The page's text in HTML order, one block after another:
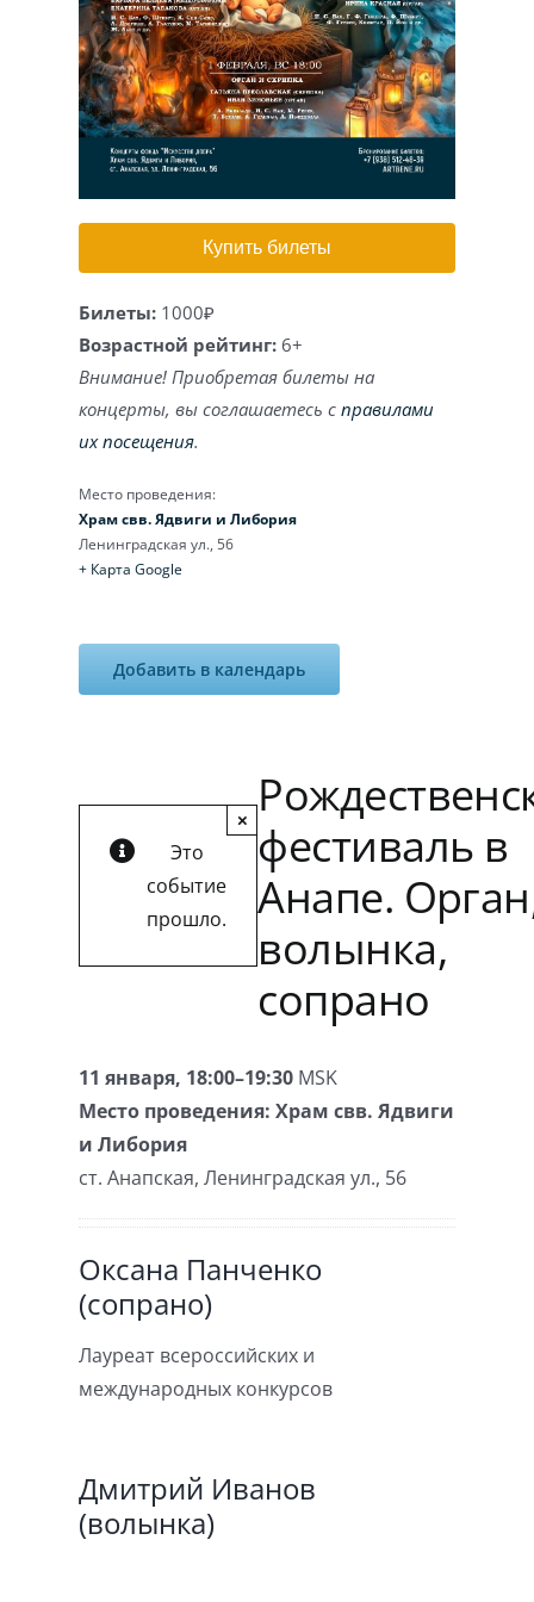
Игра на органе
Купить билеты
Билеты: 1000₽
Возрастной рейтинг: 6+
Внимание! Приобретая билеты на
концерты, вы соглашаетесь справилами
их посещения.
Место проведения:
Храм свв. Ядвиги и Либория
Ленинградская ул., 56
+ Карта Google
Добавить в календарь
Это
событие
прошло.
×
фестиваль в
Анапе.
волынка,
сопрано
11 января, 18:00–19:30 MSK
Место проведения:Храм свв. Ядвиги
и Либория
ст. Анапская, Ленинградская ул., 56
Оксана Панченко
(сопрано)
Лауреат всероссийских и
международных конкурсов
Дмитрий Иванов
(волынка)